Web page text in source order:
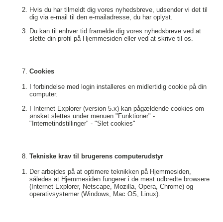
Hvis du har tilmeldt dig vores nyhedsbreve, udsender vi det til
dig via e-mail til den e-mailadresse, du har oplyst.
Du kan til enhver tid framelde dig vores nyhedsbreve ved at
slette din profil på Hjemmesiden eller ved at skrive til os.
Cookies
I forbindelse med login installeres en midlertidig cookie på din
computer.
I Internet Explorer (version 5.x) kan pågældende cookies om
ønsket slettes under menuen "Funktioner" -
"Internetindstillinger" - "Slet cookies"
Tekniske krav til brugerens computerudstyr
Der arbejdes på at optimere teknikken på Hjemmesiden,
således at Hjemmesiden fungerer i de mest udbredte browsere
(Internet Explorer, Netscape, Mozilla, Opera, Chrome) og
operativsystemer (Windows, Mac OS, Linux).